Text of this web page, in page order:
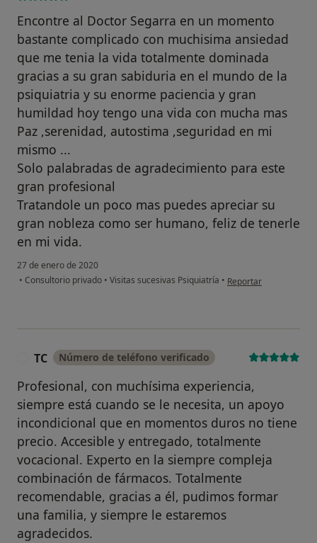
Encontre al Doctor Segarra en un momento
bastante complicado con muchisima ansiedad
que me tenia la vida totalmente dominada
gracias a su gran sabiduria en el mundo de la
psiquiatria y su enorme paciencia y gran
humildad hoy tengo una vida con mucha mas
Paz ,serenidad, autostima ,seguridad en mi
mismo ...
Solo palabradas de agradecimiento para este
gran profesional
Tratandole un poco mas puedes apreciar su
gran nobleza como ser humano, feliz de tenerle
en mi vida.
27 de enero de 2020
• Consultorio privado • Visitas sucesivas Psiquiatría • en opinión del usuario
Reportar
TC Número de teléfono verificado
Profesional, con muchísima experiencia,
siempre está cuando se le necesita, un apoyo
incondicional que en momentos duros no tiene
precio. Accesible y entregado, totalmente
vocacional. Experto en la siempre compleja
combinación de fármacos. Totalmente
recomendable, gracias a él, pudimos formar
una familia, y siempre le estaremos
agradecidos.